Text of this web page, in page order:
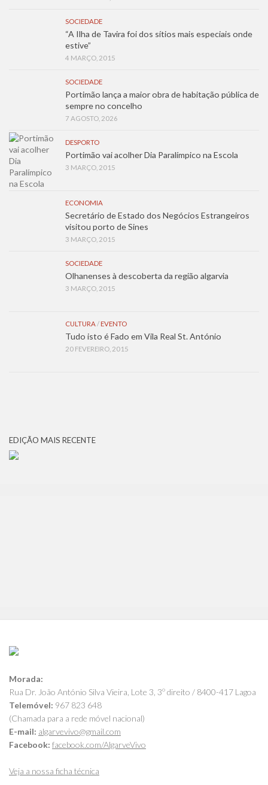
SOCIEDADE
“A Ilha de Tavira foi dos sítios mais especiais onde
estive”
4 MARÇO, 2015
SOCIEDADE
Portimão lança a maior obra de habitação pública de
sempre no concelho
7 AGOSTO, 2026
DESPORTO
Portimão vai acolher Dia Paralímpico na Escola
3 MARÇO, 2015
ECONOMIA
Secretário de Estado dos Negócios Estrangeiros
visitou porto de Sines
3 MARÇO, 2015
SOCIEDADE
Olhanenses à descoberta da região algarvia
3 MARÇO, 2015
CULTURA/ EVENTO
Tudo isto é Fado em Vila Real St. António
20 FEVEREIRO, 2015
EDIÇÃO MAIS RECENTE
Morada:
Rua Dr. João António Silva Vieira, Lote 3, 3º direito / 8400-417 Lagoa
Telemóvel: 967 823 648
(Chamada para a rede móvel nacional)
E-mail: algarvevivo@gmail.com
Facebook: facebook.com/AlgarveVivo
Veja a nossa ficha técnica